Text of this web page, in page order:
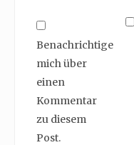
Benachrichtige
mich über
einen
Kommentar
zu diesem
Post.